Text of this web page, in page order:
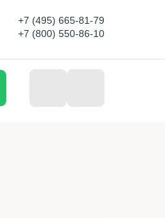
+7 (495) 665-81-79
+7 (800) 550-86-10